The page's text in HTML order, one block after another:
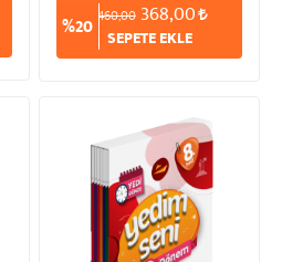
%20 460,00 368,00
SEPETE EKLE